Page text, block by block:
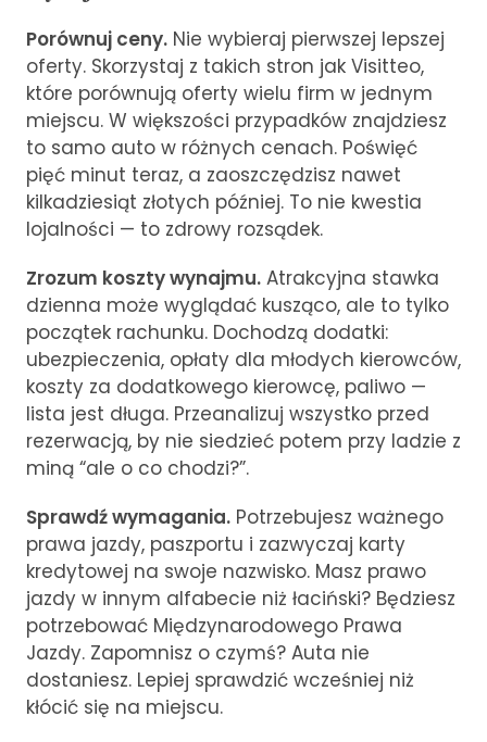
Porównuj ceny. Nie wybieraj pierwszej lepszej
oferty. Skorzystaj z takich stron jak Visitteo,
które porównują oferty wielu firm w jednym
miejscu. W większości przypadków znajdziesz
to samo auto w różnych cenach. Poświęć
pięć minut teraz, a zaoszczędzisz nawet
kilkadziesiąt złotych później. To nie kwestia
lojalności — to zdrowy rozsądek.
Zrozum koszty wynajmu. Atrakcyjna stawka
dzienna może wyglądać kusząco, ale to tylko
początek rachunku. Dochodzą dodatki:
ubezpieczenia, opłaty dla młodych kierowców,
koszty za dodatkowego kierowcę, paliwo —
lista jest długa. Przeanalizuj wszystko przed
rezerwacją, by nie siedzieć potem przy ladzie z
miną “ale o co chodzi?”.
Sprawdź wymagania. Potrzebujesz ważnego
prawa jazdy, paszportu i zazwyczaj karty
kredytowej na swoje nazwisko. Masz prawo
jazdy w innym alfabecie niż łaciński? Będziesz
potrzebować Międzynarodowego Prawa
Jazdy. Zapomnisz o czymś? Auta nie
dostaniesz. Lepiej sprawdzić wcześniej niż
kłócić się na miejscu.